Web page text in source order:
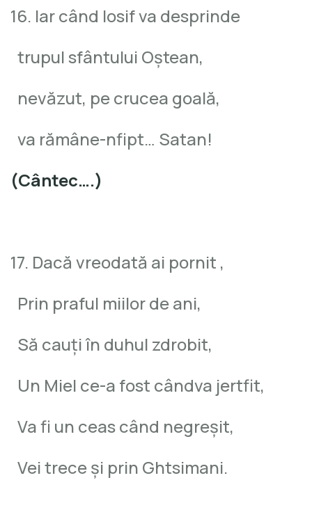
16. Iar când Iosif va desprinde
trupul sfântului Oştean,
nevăzut, pe crucea goală,
va rămâne-nfipt… Satan!
(Cântec….)
17. Dacă vreodată ai pornit ,
Prin praful miilor de ani,
Să cauţi în duhul zdrobit,
Un Miel ce-a fost cândva jertfit,
Va fi un ceas când negreşit,
Vei trece şi prin Ghtsimani.